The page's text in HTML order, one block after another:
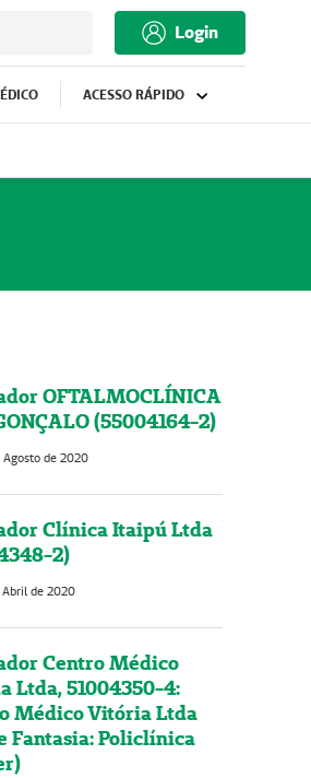
Login
ACESSO RÁPIDO
OFTALMOCLÍNICA
(55004164-2)
Agosto de 2020
Clínica Itaipú Ltda
2)
Abril de 2020
Centro Médico
Ltda, 51004350-4:
Médico Vitória Ltda
Fantasia: Policlínica